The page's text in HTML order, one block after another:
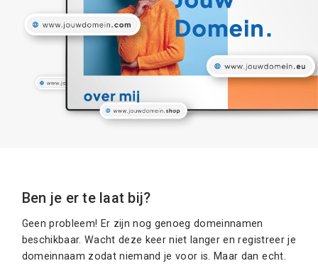
Ben je er te laat bij?
Geen probleem! Er zijn nog genoeg domeinnamen
beschikbaar. Wacht deze keer niet langer en registreer je
domeinnaam zodat niemand je voor is. Maar dan echt.